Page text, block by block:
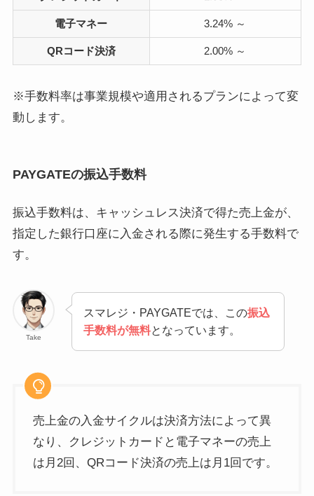
電子マネー 3.24% ～
QRコード決済 2.00% ～
※手数料率は事業規模や適用されるプランによって変
動します。
PAYGATEの振込手数料
振込手数料は、キャッシュレス決済で得た売上金が、
指定した銀行口座に入金される際に発生する手数料で
す。
Take
スマレジ・PAYGATEでは、この振込
手数料が無料となっています。
売上金の入金サイクルは決済方法によって異
なり、クレジットカードと電子マネーの売上
は月2回、QRコード決済の売上は月1回です。